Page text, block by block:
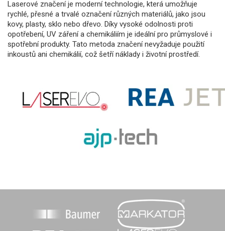
Laserové značení je moderní technologie, která umožňuje
rychlé, přesné a trvalé označení různých materiálů, jako jsou
kovy, plasty, sklo nebo dřevo. Díky vysoké odolnosti proti
opotřebení, UV záření a chemikáliím je ideální pro průmyslové i
spotřební produkty. Tato metoda značení nevyžaduje použití
inkoustů ani chemikálií, což šetří náklady i životní prostředí.